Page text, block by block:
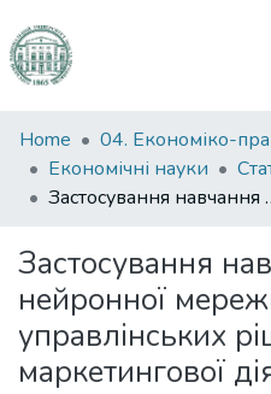
Communities
&
Collections
Statistics
Home
Економічні науки
Застосування навчання штучної
Застосування
нейронної
управлінських
маркетингової